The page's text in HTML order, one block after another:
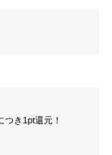
き1pt還元！